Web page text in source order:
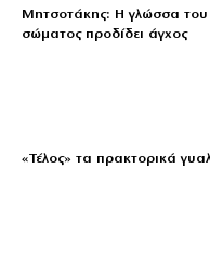
Μητσοτάκης: Η γλώσσα του
σώματος προδίδει άγχος
«Τέλος» τα πρακτορικά